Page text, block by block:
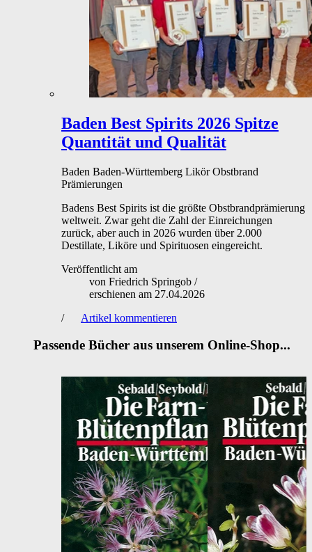
Baden Best Spirits 2026 Spitze
Quantität und Qualität
Baden Baden-Württemberg Likör Obstbrand
Prämierungen
Badens Best Spirits ist die größte Obstbrandprämierung
weltweit. Zwar geht die Zahl der Einreichungen
zurück, aber auch in 2026 wurden über 2.000
Destillate, Liköre und Spirituosen eingereicht.
Veröffentlicht am
von Friedrich Springob /
erschienen am 27.04.2026
/
Artikel kommentieren
Passende Bücher aus unserem Online-Shop...